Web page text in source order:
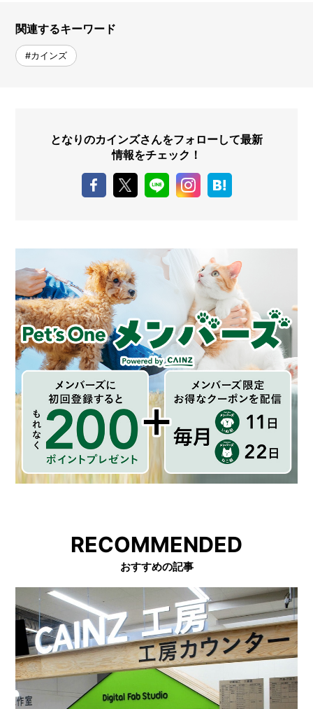
関連するキーワード
#カインズ
となりのカインズさんをフォローして最新
情報をチェック！
RECOMMENDED
おすすめの記事